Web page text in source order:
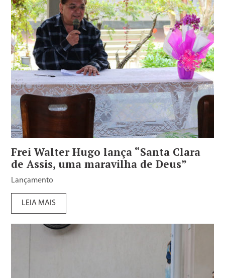
Frei Walter Hugo lança “Santa Clara
de Assis, uma maravilha de Deus”
Lançamento
LEIA MAIS